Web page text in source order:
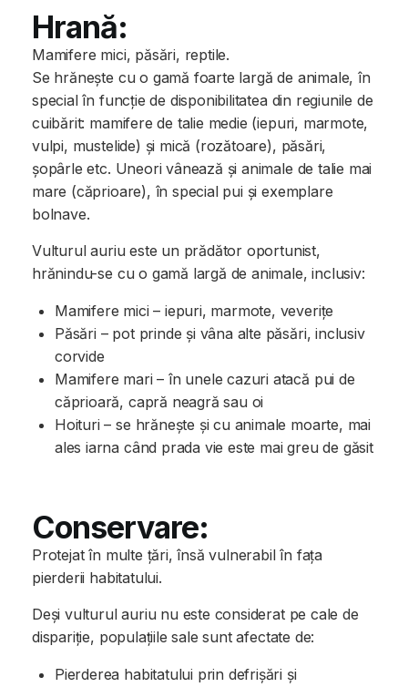
Hrană:
Mamifere mici, păsări, reptile.
Se hrănește cu o gamă foarte largă de animale, în
special în funcție de disponibilitatea din regiunile de
cuibărit: mamifere de talie medie (iepuri, marmote,
vulpi, mustelide) și mică (rozătoare), păsări,
șopârle etc. Uneori vânează și animale de talie mai
mare (căprioare), în special pui și exemplare
bolnave.
Vulturul auriu este un prădător oportunist,
hrănindu-se cu o gamă largă de animale, inclusiv:
Mamifere mici – iepuri, marmote, veverițe
Păsări – pot prinde și vâna alte păsări, inclusiv
corvide
Mamifere mari – în unele cazuri atacă pui de
căprioară, capră neagră sau oi
Hoituri – se hrănește și cu animale moarte, mai
ales iarna când prada vie este mai greu de găsit
Conservare:
Protejat în multe țări, însă vulnerabil în fața
pierderii habitatului.
Deși vulturul auriu nu este considerat pe cale de
dispariție, populațiile sale sunt afectate de:
Pierderea habitatului prin defrișări și